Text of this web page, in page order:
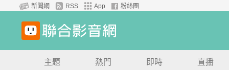
新聞網 RSS App 粉絲團
主題 熱門 即時 直播